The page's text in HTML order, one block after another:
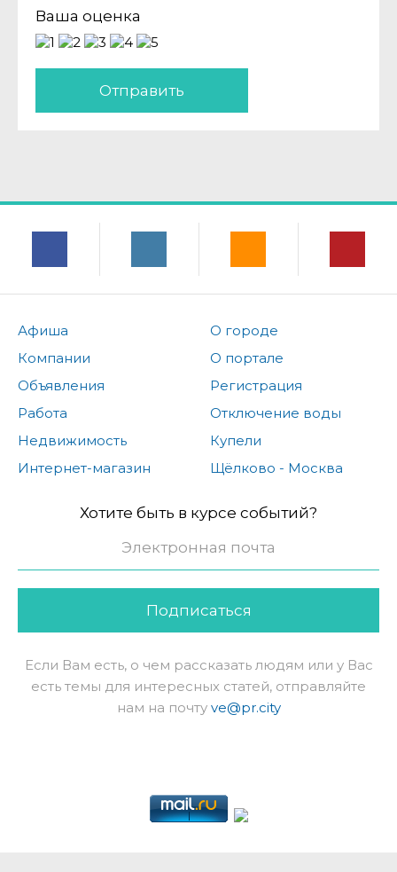
Ваша оценка
Отправить
Афиша
Компании
Объявления
Работа
Недвижимость
Интернет-магазин
О городе
О портале
Регистрация
Отключение воды
Купели
Щёлково - Москва
Хотите быть в курсе событий?
Подписаться
Если Вам есть, о чем рассказать людям или у Вас
есть темы для интересных статей, отправляйте
нам на почту ve@pr.city